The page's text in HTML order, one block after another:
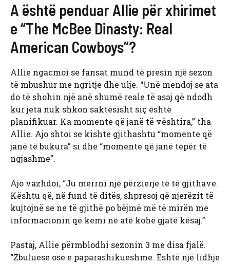
A është penduar Allie për xhirimet
e “The McBee Dinasty: Real
American Cowboys”?
Allie ngacmoi se fansat mund të presin një sezon
të mbushur me ngritje dhe ulje. “Unë mendoj se ata
do të shohin një anë shumë reale të asaj që ndodh
kur jeta nuk shkon saktësisht siç është
planifikuar. Ka momente që janë të vështira,” tha
Allie. Ajo shtoi se kishte gjithashtu “momente që
janë të bukura” si dhe “momente që janë tepër të
ngjashme”.
Ajo vazhdoi, “Ju merrni një përzierje të të gjithave.
Kështu që, në fund të ditës, shpresoj që njerëzit të
kujtojnë se ne të gjithë po bëjmë më të mirën me
informacionin që kemi në atë kohë gjatë kësaj.”
Pastaj, Allie përmblodhi sezonin 3 me disa fjalë.
“Zbuluese ose e paparashikueshme. Është një lidhje